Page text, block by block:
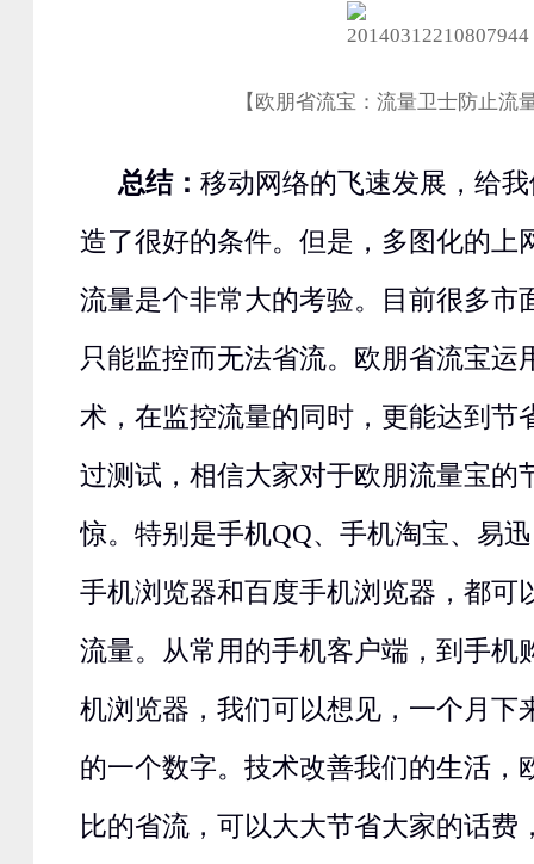
【欧朋省流宝：流量卫士防止流
总结： 移动网络的飞速发展，给
造了很好的条件。但是，多图化的上
流量是个非常大的考验。目前很多市
只能监控而无法省流。欧朋省流宝运
术，在监控流量的同时，更能达到节
过测试，相信大家对于欧朋流量宝的
惊。特别是手机QQ、手机淘宝、易
手机浏览器和百度手机浏览器，都可
流量。从常用的手机客户端，到手机
机浏览器，我们可以想见，一个月下
的一个数字。技术改善我们的生活，
比的省流，可以大大节省大家的话费